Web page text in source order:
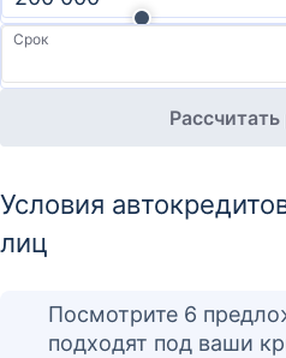
Срок
Условия
лиц
Посмотрите 6
подходят под ваши